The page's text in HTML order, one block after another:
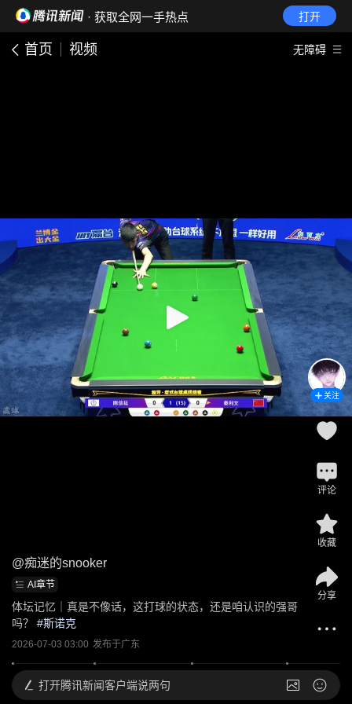
· 获取全网一手热点 打开
首页 视频 无障碍
@痴迷的snooker
AI章节
体坛记忆｜真是不像话，这打球的状态，还是咱认识的强哥
吗？
#斯诺克
2026-07-03 03:00 发布于广东
关注
评论
收藏
分享
打开腾讯新闻客户端说两句